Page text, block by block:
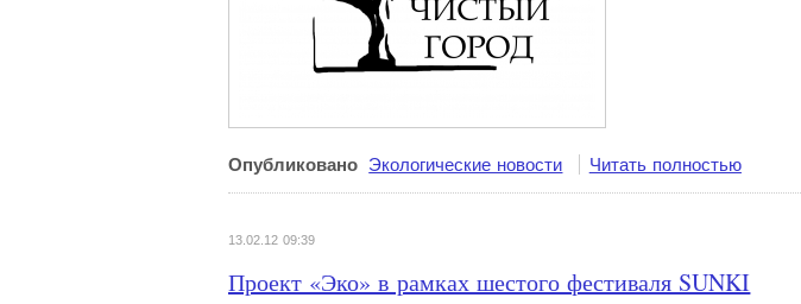
Опубликовано Экологические новости Читать полностью
13.02.12 09:39
Проект «Эко» в рамках шестого фестиваля SUNKI